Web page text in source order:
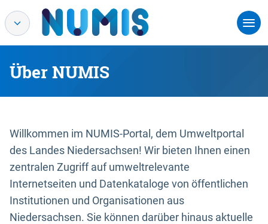
Über NUMIS
Willkommen im NUMIS-Portal, dem Umweltportal
des Landes Niedersachsen! Wir bieten Ihnen einen
zentralen Zugriff auf umweltrelevante
Internetseiten und Datenkataloge von öffentlichen
Institutionen und Organisationen aus
Niedersachsen. Sie können darüber hinaus aktuelle